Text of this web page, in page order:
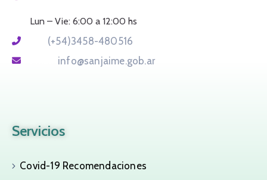
Lun – Vie: 6:00 a 12:00 hs
(+54)3458-480516
info@sanjaime.gob.ar
Servicios
Covid-19 Recomendaciones